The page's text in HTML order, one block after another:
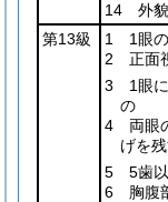
14 外貌
第13級
1 1眼の
2 正面
3 1眼に
の
4 両眼
げを
5 5歯以
6 胸腹